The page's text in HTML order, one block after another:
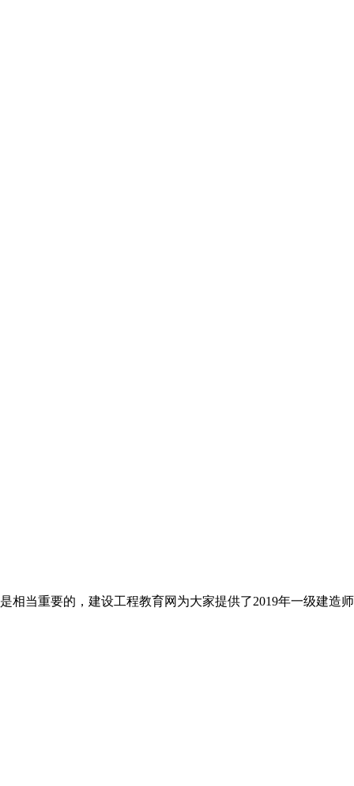
相当重要的，建设工程教育网为大家提供了2019年一级建造师